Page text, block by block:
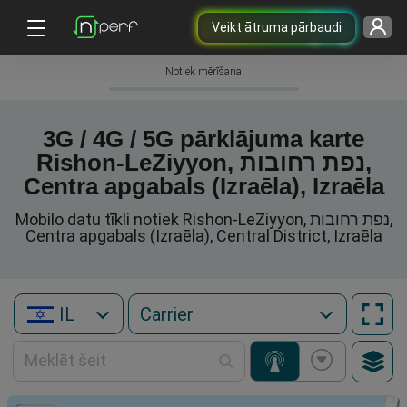
Veikt ātruma pārbaudi
Notiek mērīšana
3G / 4G / 5G pārklājuma karte
Rishon-LeZiyyon, נפת רחובות,
Centra apgabals (Izraēla), Izraēla
Mobilo datu tīkli notiek Rishon-LeZiyyon, נפת רחובות,
Centra apgabals (Izraēla), Central District, Izraēla
IL